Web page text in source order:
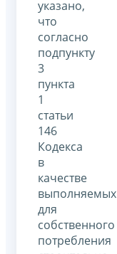
указано,
что
согласно
подпункту
3
пункта
1
статьи
146
Кодекса
в
качестве
выполняемых
для
собственного
потребления